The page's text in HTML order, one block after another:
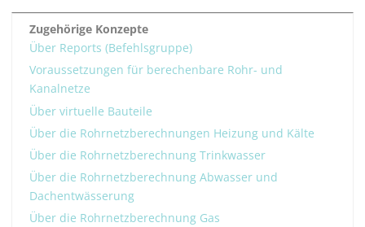
Zugehörige Konzepte
Über Reports (Befehlsgruppe)
Voraussetzungen für berechenbare Rohr- und
Kanalnetze
Über virtuelle Bauteile
Über die Rohrnetzberechnungen Heizung und Kälte
Über die Rohrnetzberechnung Trinkwasser
Über die Rohrnetzberechnung Abwasser und
Dachentwässerung
Über die Rohrnetzberechnung Gas